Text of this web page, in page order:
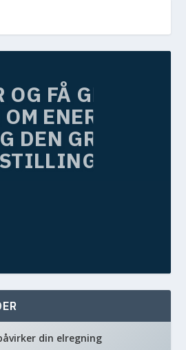
FÅ GRATIS
ENERGI,
DEN GRØNNE
din elregning